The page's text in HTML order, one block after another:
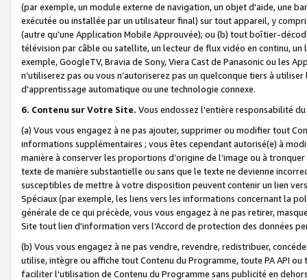
(par exemple, un module externe de navigation, un objet d'aide, une
exécutée ou installée par un utilisateur final) sur tout appareil, y
(autre qu'une Application Mobile Approuvée); ou (b) tout boîtier-
télévision par câble ou satellite, un lecteur de flux vidéo en continu,
exemple, GoogleTV, Bravia de Sony, Viera Cast de Panasonic ou les
n’utiliserez pas ou vous n’autoriserez pas un quelconque tiers à
d'apprentissage automatique ou une technologie connexe.
6. Contenu sur Votre Site. Vous endossez l'entière responsabilité
(a) Vous vous engagez à ne pas ajouter, supprimer ou modifier tout
informations supplémentaires ; vous êtes cependant autorisé(e) à
manière à conserver les proportions d’origine de l’image ou à
texte de manière substantielle ou sans que le texte ne devienne
susceptibles de mettre à votre disposition peuvent contenir un lien
Spéciaux (par exemple, les liens vers les informations concernant la
générale de ce qui précède, vous vous engagez à ne pas retirer,
Site tout lien d'information vers l'Accord de protection des données
(b) Vous vous engagez à ne pas vendre, revendre, redistribuer,
utilise, intègre ou affiche tout Contenu du Programme, toute PA API
faciliter l'utilisation de Contenu du Programme sans publicité en